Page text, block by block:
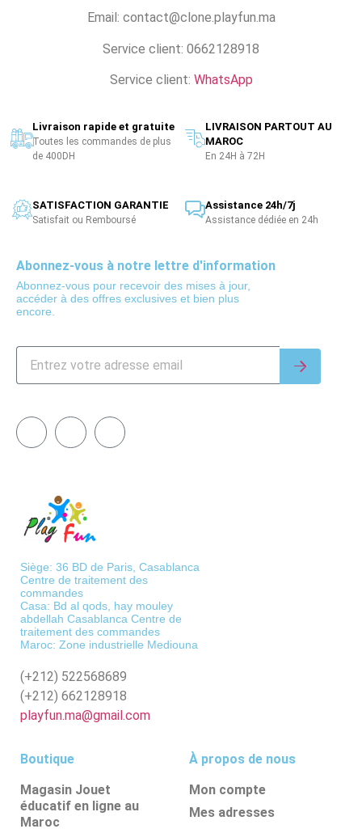
Email: contact@clone.playfun.ma
Service client: 0662128918
Service client: WhatsApp
Livraison rapide et gratuite
Toutes les commandes de plus
de 400DH
LIVRAISON PARTOUT AU
MAROC
En 24H à 72H
SATISFACTION GARANTIE
Satisfait ou Remboursé
Assistance 24h/7j
Assistance dédiée en 24h
Abonnez-vous à notre lettre d'information
Abonnez-vous pour recevoir des mises à jour,
accéder à des offres exclusives et bien plus
encore.
Siège: 36 BD de Paris, Casablanca
Centre de traitement des
commandes
Casa: Bd al qods, hay mouley
abdellah Casablanca Centre de
traitement des commandes
Maroc: Zone industrielle Mediouna
(+212) 522568689
(+212) 662128918
playfun.ma@gmail.com
Boutique
Magasin Jouet
éducatif en ligne au
Maroc
À propos de nous
Mon compte
Mes adresses